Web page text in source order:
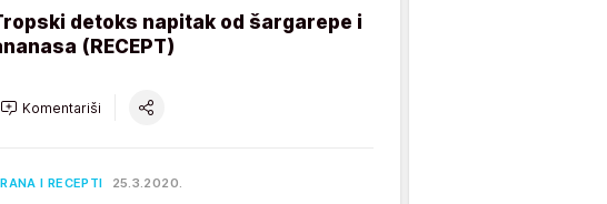
detoks napitak od šargarepe i
(RECEPT)
Komentariši
I RECEPTI 25.3.2020.